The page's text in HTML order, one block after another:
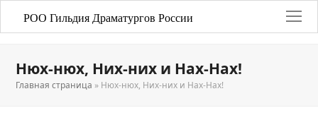
РОО Гильдия Драматургов России
Нюх-нюх, Них-них и Нах-Нах!
Главная страница » Нюх-нюх, Них-них и Нах-Нах!